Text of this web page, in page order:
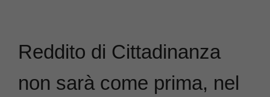
Reddito di Cittadinanza
non sarà come prima, nel